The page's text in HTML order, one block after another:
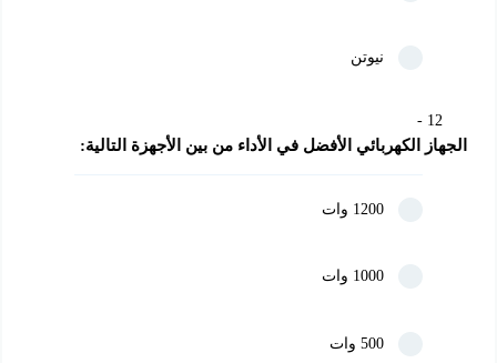
نيوتن
12
الجهاز الكهربائي الأفضل في الأداء من بين الأجهزة التالية:
1200 وات
1000 وات
500 وات